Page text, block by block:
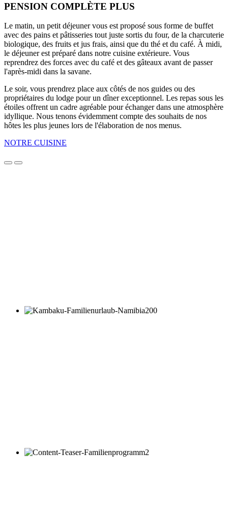
PENSION COMPLÈTE PLUS
Le matin, un petit déjeuner vous est proposé sous forme de buffet
avec des pains et pâtisseries tout juste sortis du four, de la charcuterie
biologique, des fruits et jus frais, ainsi que du thé et du café. À midi,
le déjeuner est préparé dans notre cuisine extérieure. Vous
reprendrez des forces avec du café et des gâteaux avant de passer
l'après-midi dans la savane.
Le soir, vous prendrez place aux côtés de nos guides ou des
propriétaires du lodge pour un dîner exceptionnel. Les repas sous les
étoiles offrent un cadre agréable pour échanger dans une atmosphère
idyllique. Nous tenons évidemment compte des souhaits de nos
hôtes les plus jeunes lors de l'élaboration de nos menus.
NOTRE CUISINE